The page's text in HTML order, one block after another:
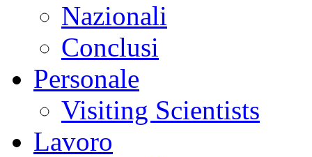
Nazionali
Conclusi
Personale
Visiting Scientists
Lavoro